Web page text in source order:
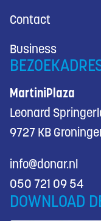
Contact
Business
MartiniPlaza
Leonard
9727 KB
info@donar.nl
050 721 09 54
DOWNLOAD